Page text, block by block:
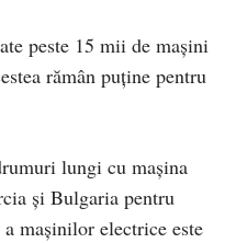
peste 15 mii de mașini
rămân puține pentru
lungi cu mașina
și Bulgaria pentru
mașinilor electrice este